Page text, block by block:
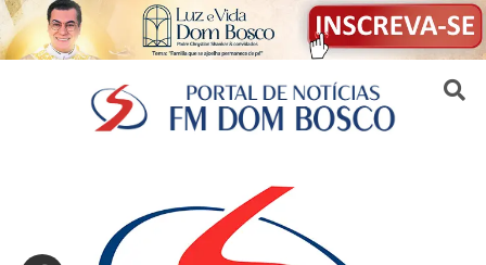
Sair da versão mobile